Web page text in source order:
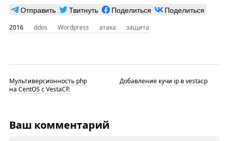
Отправить Твитнуть Поделиться Поделиться
2016 ddos Wordpress атака защита
Мультиверсионность php
на CentOS с VestaCP.
Добавление кучи ip в vestacp
Ваш комментарий